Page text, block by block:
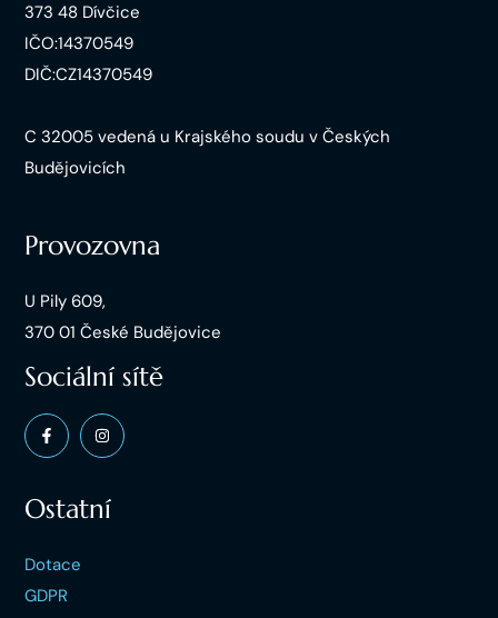
373 48 Dívčice
IČO:14370549
DIČ:CZ14370549
C 32005 vedená u Krajského soudu v Českých
Budějovicích
Provozovna
U Pily 609,
370 01 České Budějovice
Sociální sítě
Ostatní
Dotace
GDPR